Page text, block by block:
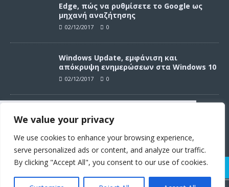
Συνεχίζοντας σε αυτό τον ιστότοπο
αποδέχεστε την χρήση των cookies
σύμφωνα με τους όρους χρήσης.
Όροι χρήσης
We value your privacy
We use cookies to enhance your browsing experience,
serve personalized ads or content, and analyze our traffic.
By clicking "Accept All", you consent to our use of cookies.
Edge, πώς να ρυθμίσετε το Google ως
μηχανή αναζήτησης
02/12/2017 0
Windows Update, εμφάνιση και
απόκρυψη ενημερώσεων στα Windows 10
02/12/2017 0
ενημερώσεων στα Windows 10